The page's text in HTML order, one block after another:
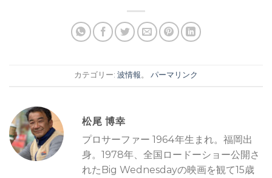
カテゴリー: 波情報 。 パーマリンク
松尾 博幸
プロサーファー 1964年生まれ。福岡出
身。1978年、全国ロードーショー公開さ
れたBig Wednesdayの映画を観て15歳